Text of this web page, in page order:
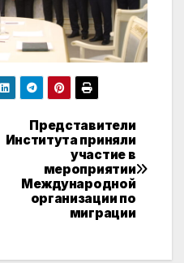
Представители
Института приняли
участие в
мероприятии
Международной
организации по
миграции